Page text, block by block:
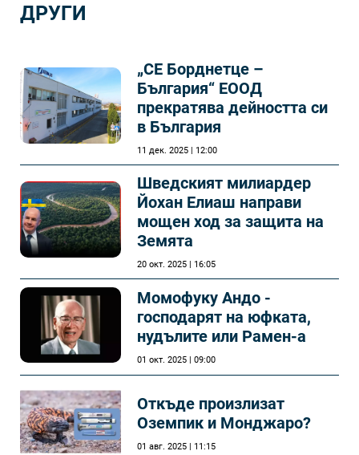
ДРУГИ
„СЕ Борднетце –
България“ ЕООД
прекратява дейността си
в България
11 дек. 2025 | 12:00
Шведският милиардер
Йохан Елиаш направи
мощен ход за защита на
Земята
20 окт. 2025 | 16:05
Момофуку Андо -
господарят на юфката,
нудълите или Рамен-а
01 окт. 2025 | 09:00
Откъде произлизат
Оземпик и Монджаро?
01 авг. 2025 | 11:15